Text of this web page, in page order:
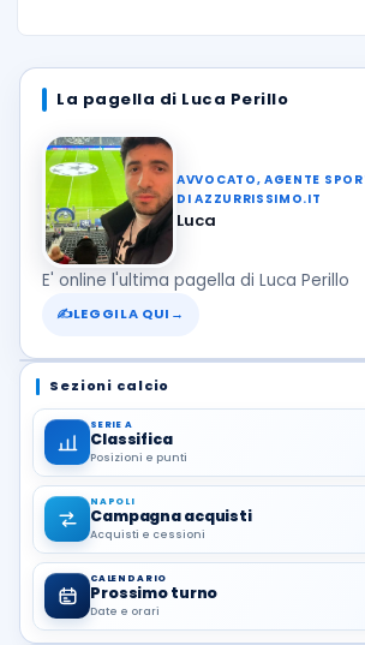
La pagella di Luca Perillo
AVVOCATO, AGENTE
DI AZZURRISSIMO.IT
Luca
E' online l'ultima pagella di Luca Perillo
✍LEGGILA QUI →
Sezioni calcio
SERIE A
Classifica
Posizioni e punti
NAPOLI
Campagna acquisti
Acquisti e cessioni
CALENDARIO
Prossimo turno
Date e orari